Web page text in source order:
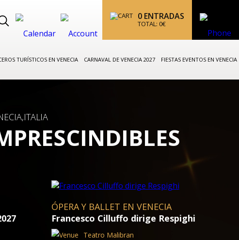
0 ENTRADAS
TOTAL: 0€
TURÍSTICOS EN VENECIA CARNAVAL DE VENECIA 2027 FIESTAS EVENTOS EN VENECIA
CARNAVAL DE VENECIA 2027
Minuetto